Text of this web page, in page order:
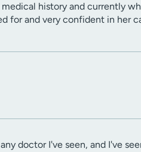
history and currently
for and very confident in her
doctor I've seen, and I've